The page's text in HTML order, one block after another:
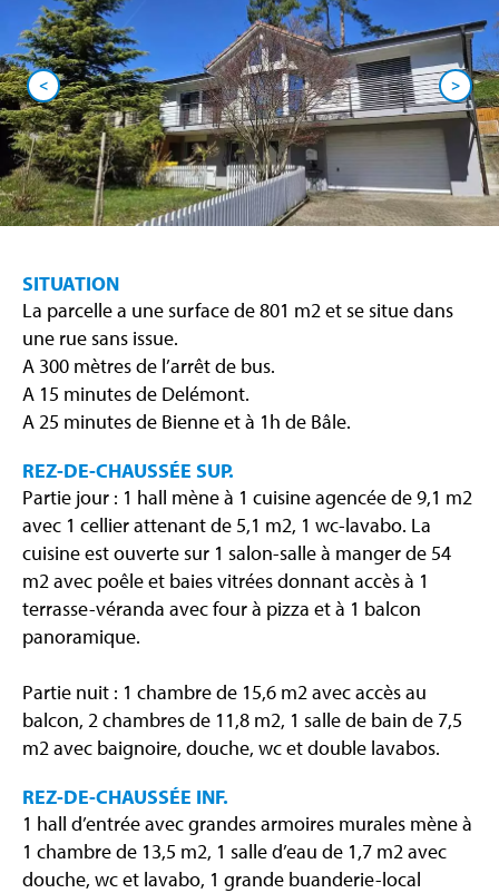
< >
SITUATION
La parcelle a une surface de 801 m2 et se situe dans
une rue sans issue.
A 300 mètres de l’arrêt de bus.
A 15 minutes de Delémont.
A 25 minutes de Bienne et à 1h de Bâle.
REZ-DE-CHAUSSÉE SUP.
Partie jour : 1 hall mène à 1 cuisine agencée de 9,1 m2
avec 1 cellier attenant de 5,1 m2, 1 wc-lavabo. La
cuisine est ouverte sur 1 salon-salle à manger de 54
m2 avec poêle et baies vitrées donnant accès à 1
terrasse-véranda avec four à pizza et à 1 balcon
panoramique.
Partie nuit : 1 chambre de 15,6 m2 avec accès au
balcon, 2 chambres de 11,8 m2, 1 salle de bain de 7,5
m2 avec baignoire, douche, wc et double lavabos.
REZ-DE-CHAUSSÉE INF.
1 hall d’entrée avec grandes armoires murales mène à
1 chambre de 13,5 m2, 1 salle d’eau de 1,7 m2 avec
douche, wc et lavabo, 1 grande buanderie-local